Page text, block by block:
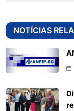
NOTÍCIAS